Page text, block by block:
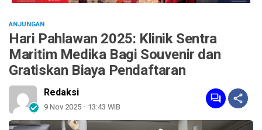
ANJUNGAN
Hari Pahlawan 2025: Klinik Sentra
Maritim Medika Bagi Souvenir dan
Gratiskan Biaya Pendaftaran
Redaksi
9 Nov 2025 - 13:43 WIB